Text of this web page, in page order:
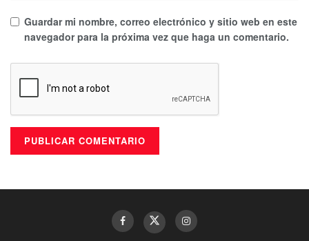
Guardar mi nombre, correo electrónico y sitio web en este
navegador para la próxima vez que haga un comentario.